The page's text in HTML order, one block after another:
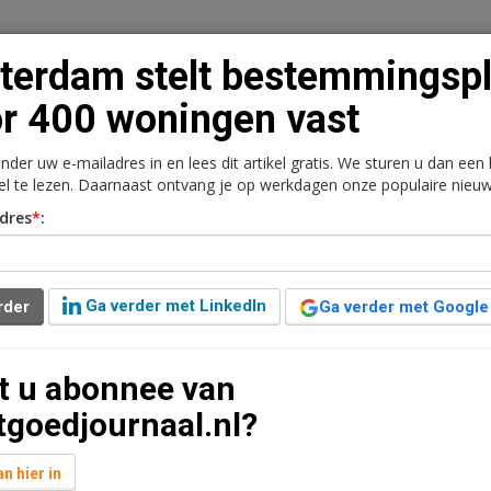
Vacaturebank Contact Abonnementen
voor 400
jaar geleden aangepast 1 minuut leestijd
voor het project Hoofdweg 256-260
van B&W de definitieve
stelt
400 woningen vast
uw e-mailadres in en lees dit artikel gratis. We sturen u dan een
te lezen. Daarnaast ontvang je op werkdagen onze populaire
*:
Ga verder met LinkedIn Ga verder met Google
u abonnee van
hier in